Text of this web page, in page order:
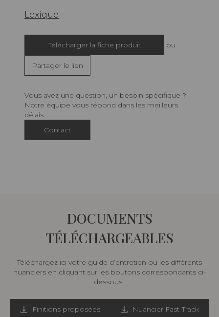
Lexique
Télécharger la fiche produit ou
Partager le lien
Vous avez une question, un besoin spécifique ?
Notre équipe vous répond dans les meilleurs
délais.
Contact
DOCUMENTS
TÉLÉCHARGEABLES
Téléchargez ici votre guide d’entretien ou les différents
nuanciers en cliquant sur les boutons correspondants ci-
dessous :
Finitions proposées Nuancier Fast-Track